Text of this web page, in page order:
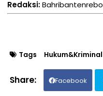
Redaksi:
Tags Hukum&Kriminal
Facebook